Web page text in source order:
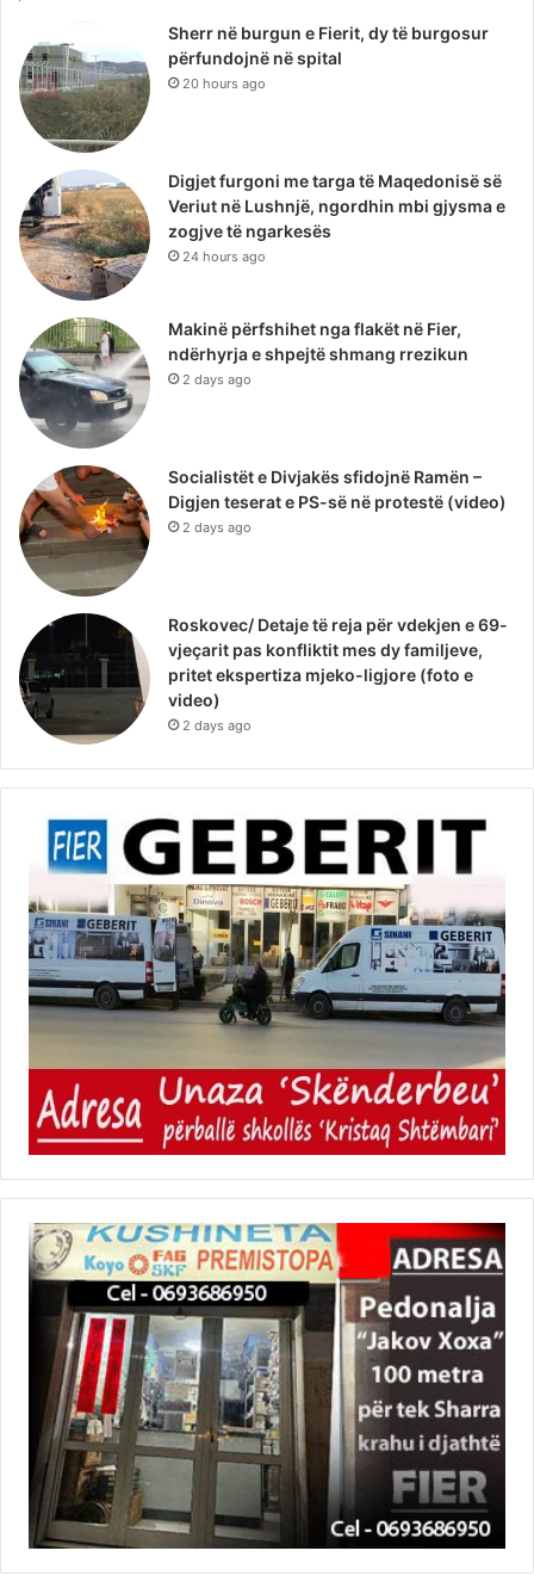
Sherr në burgun e Fierit, dy të burgosur
përfundojnë në spital
20 hours ago
Digjet furgoni me targa të Maqedonisë së
Veriut në Lushnjë, ngordhin mbi gjysma e
zogjve të ngarkesës
24 hours ago
Makinë përfshihet nga flakët në Fier,
ndërhyrja e shpejtë shmang rrezikun
2 days ago
Socialistët e Divjakës sfidojnë Ramën –
Digjen teserat e PS-së në protestë (video)
2 days ago
Roskovec/ Detaje të reja për vdekjen e 69-
vjeçarit pas konfliktit mes dy familjeve,
pritet ekspertiza mjeko-ligjore (foto e
video)
2 days ago